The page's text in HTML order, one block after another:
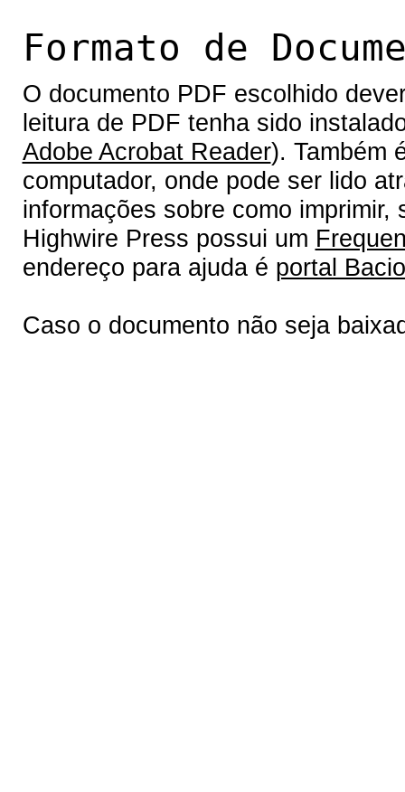
Formato de
O documento PDF escolhido
leitura de PDF tenha sido
Adobe Acrobat Reader). Também
computador, onde pode ser lido
informações sobre como
Highwire Press possui um
endereço para ajuda é portal
Caso o documento não seja